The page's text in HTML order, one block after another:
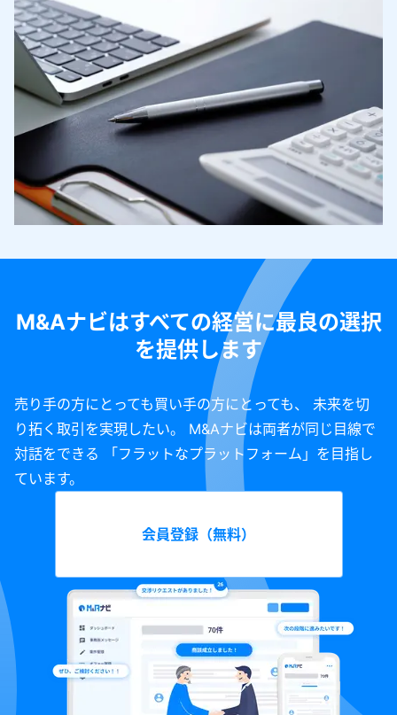
M&Aナビはすべての経営に最良の選択
を提供します
売り手の方にとっても買い手の方にとっても、 未来を切
り拓く取引を実現したい。 M&Aナビは両者が同じ目線で
対話をできる 「フラットなプラットフォーム」を目指し
ています。
会員登録（無料）